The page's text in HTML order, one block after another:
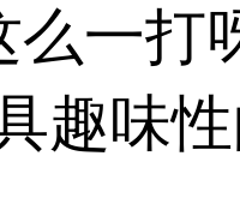
么一打
趣味